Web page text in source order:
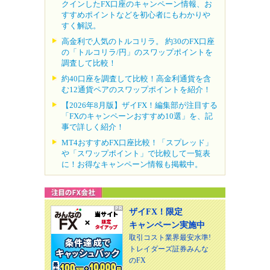
クインしたFX口座のキャンペーン情報、お
すすめポイントなどを初心者にもわかりや
すく解説。
高金利で人気のトルコリラ。 約30のFX口座
の「トルコリラ/円」のスワップポイントを
調査して比較！
約40口座を調査して比較！高金利通貨を含
む12通貨ペアのスワップポイントを紹介！
【2026年8月版】ザイFX！編集部が注目する
「FXのキャンペーンおすすめ10選」を、記
事で詳しく紹介！
MT4おすすめFX口座比較！「スプレッド」
や「スワップポイント」で比較して一覧表
に！お得なキャンペーン情報も掲載中。
ザイFX！限定
キャンペーン実施中
取引コスト業界最安水準!
トレイダーズ証券みんな
のFX